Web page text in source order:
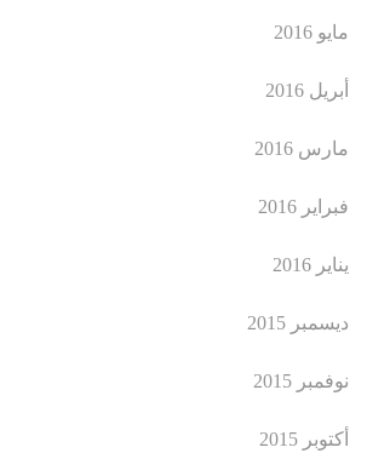
مايو 2016
أبريل 2016
مارس 2016
فبراير 2016
يناير 2016
ديسمبر 2015
نوفمبر 2015
أكتوبر 2015